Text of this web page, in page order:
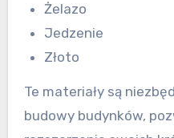
Żelazo
Jedzenie
Złoto
Te materiały są
budowy budynków,